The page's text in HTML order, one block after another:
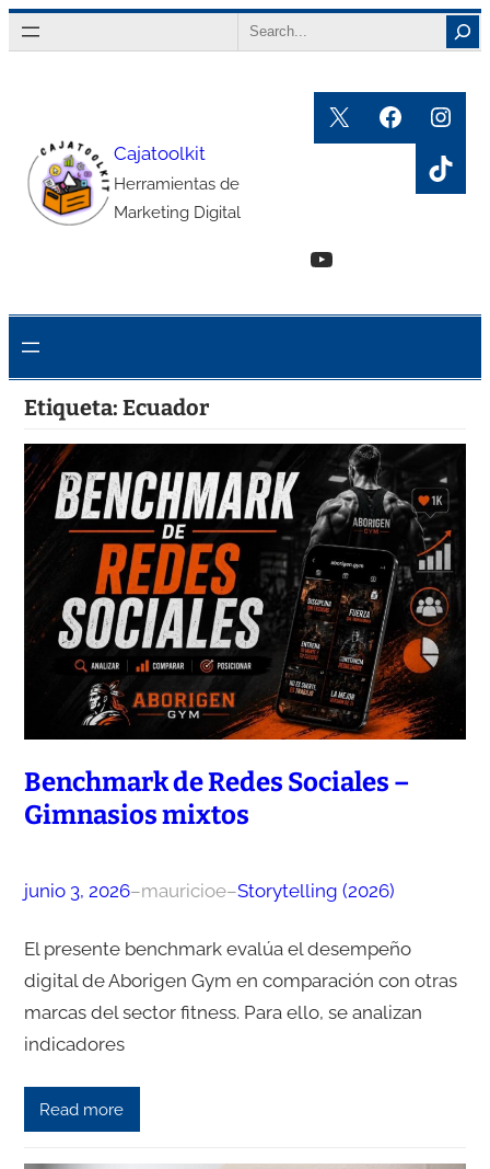
Saltar
al
Search
Cajatoolkit
Herramientas de
Marketing Digital
X
YouTube
Etiqueta: Ecuador
Benchmark de Redes Sociales –
Gimnasios mixtos
junio 3, 2026–mauricioe–Storytelling (2026)
El presente benchmark evalúa el desempeño
digital de Aborigen Gym en comparación con otras
marcas del sector fitness. Para ello, se analizan
indicadores
Read more